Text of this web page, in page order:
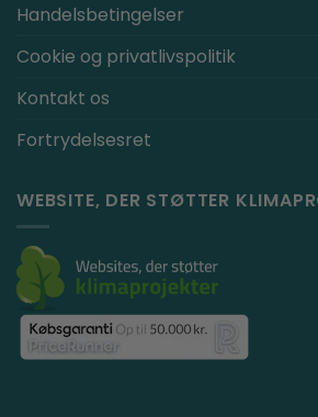
Handelsbetingelser
Cookie og privatlivspolitik
Kontakt os
Fortrydelsesret
WEBSITE, DER STØTTER